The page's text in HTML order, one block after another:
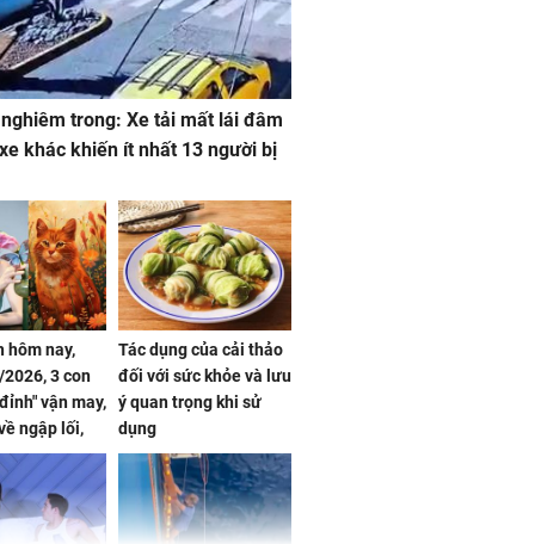
trong: Xe tải mất lái đâm
khác khiến ít nhất 13 người bị
hôm nay,
3 con
vận may,
ngập lối,
no, tình
Tác dụng của cải thảo
đối với sức khỏe và lưu
ý quan trọng khi sử
dụng